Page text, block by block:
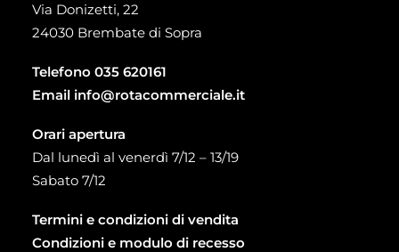
Via Donizetti, 22
24030 Brembate di Sopra
Telefono 035 620161
Email info@rotacommerciale.it
Orari apertura
Dal lunedì al venerdì 7/12 – 13/19
Sabato 7/12
Termini e condizioni di vendita
Condizioni e modulo di recesso